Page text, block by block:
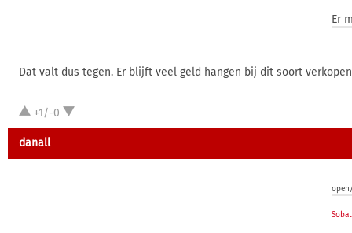
Er
Dat valt dus tegen. Er blijft veel geld hangen bij dit soort
+1/-0
danall
Sobat